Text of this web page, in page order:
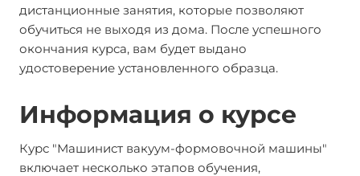
дистанционные занятия, которые позволяют
обучиться не выходя из дома. После успешного
окончания курса, вам будет выдано
удостоверение установленного образца.
Информация о курсе
Курс "Машинист вакуум-формовочной машины"
включает несколько этапов обучения,